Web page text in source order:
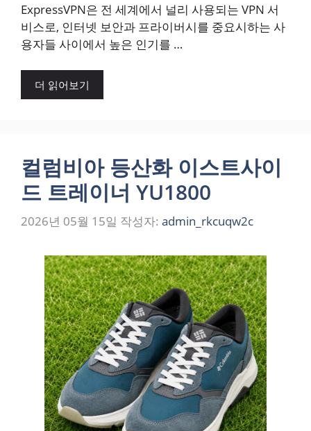
ExpressVPN은 전 세계에서 널리 사용되는 VPN 서
비스로, 인터넷 보안과 프라이버시를 중요시하는 사
용자들 사이에서 높은 인기를 …
더 읽어보기
컬럼비아 등산화 이스트사이
드 트레이너 YU1800
2026년 05월 15일 작성자: admin_rkcuqw2c